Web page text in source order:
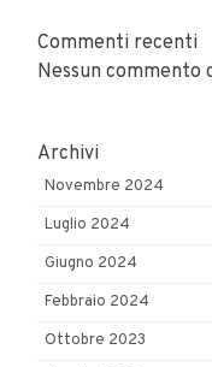
Commenti recenti
Nessun commento
Archivi
Novembre 2024
Luglio 2024
Giugno 2024
Febbraio 2024
Ottobre 2023